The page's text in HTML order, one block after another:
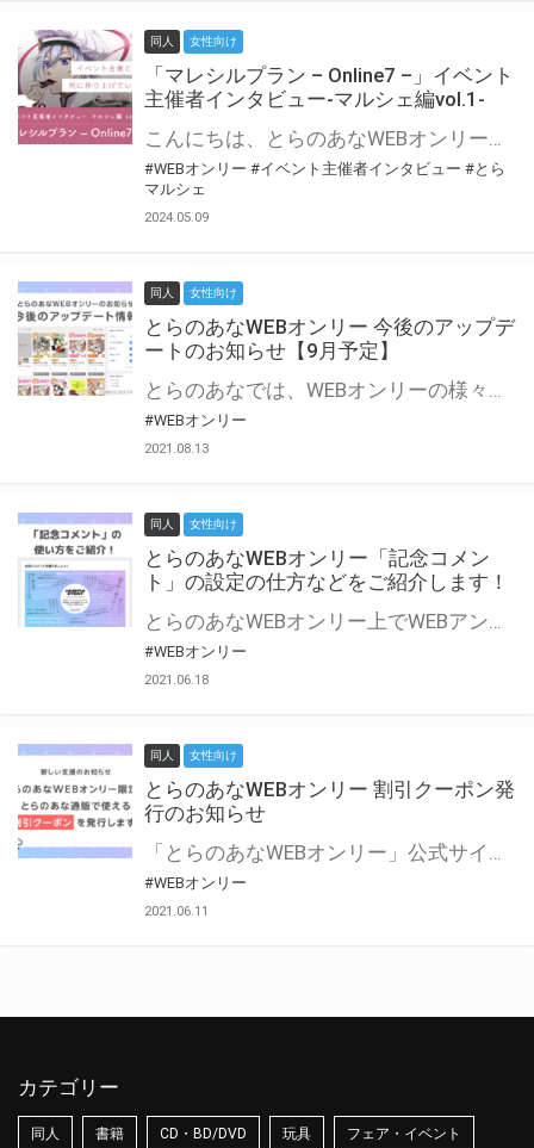
同人 女性向け
「マレシルプラン – Online7 –」イベント
主催者インタビュー-マルシェ編vol.1-
こんにちは、とらのあなWEBオンリー運営スタッフです。 新たにお届けする、イベント主催者インタビュー-マルシェ編-は、 とらのあなWEBオンリー「マルシェ」をご利用した主催様に 「マルシェ」を使って開催した感想や心がけをお聞きする企画です。 今回は、WEBオンリー開催7回目迎えた「マレシルプラン – Online7 –」より、 主催の玉川うた様にお話を伺いました。 ▼マレシルプランのインタビュー前回記事 「イベント主催者インタビュー vol.6」はこちら 協力：玉川うた様（マレシルプラン実行委員会 代表）／イベント公式Twitter（@mallesil_plan） とらのあなWEBオンリー「マルシェ」とは？ WEBオンリーでリアルタイムでコミュニケーションがとれるオンライン会場です。
#WEBオンリー #イベント主催者インタビュー #とら
マルシェ
2024.05.09
同人 女性向け
とらのあなWEBオンリー 今後のアップデ
ートのお知らせ【9月予定】
とらのあなでは、WEBオンリーの様々な支援を実施しています。 今回は2021年9月に実装を予定しているアップデート情報についてご紹介いたします。 とらのあなWEBオンリーサイトはこちら
#WEBオンリー
2021.08.13
同人 女性向け
とらのあなWEBオンリー「記念コメン
ト」の設定の仕方などをご紹介します！
とらのあなWEBオンリー上でWEBアンソロジーが作成できる「記念コメント」について、その使い方や作成手順を解説します！ 支援タイプを「サークル参加型」「サークル参加型・マルシェ(イベント会場)機能付き」でお申し込みいただいている主催者様はぜひご活用ください♪ とらのあなWEBオンリーサイトはこちら
#WEBオンリー
2021.06.18
同人 女性向け
とらのあなWEBオンリー 割引クーポン発
行のお知らせ
「とらのあなWEBオンリー」公式サイトでとらのあな通販の「割引クーポン」を配布中！ イベントごとに開催当日限定で使える割引クーポンのシリアルコードを発行します。 とらのあなWEBオンリーのページをチェックして、イベント当日にお得にお買い物を楽しみましょう♪ ※本キャンペーンは予告なく終了する場合がございます。 とらのあなWEBオンリーサイトはこちら
#WEBオンリー
2021.06.11
カテゴリー
同人 書籍 CD・BD/DVD 玩具 フェア・イベント